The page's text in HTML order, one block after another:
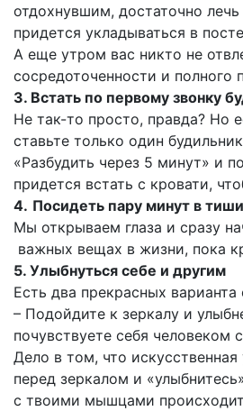
отдохнувшим, достаточно
придется укладываться в
А еще утром вас никто не
сосредоточенности и полного
3. Встать по первому звонку
Не так-то просто, правда? Но
ставьте только один
«Разбудить через 5 минут» и
придется встать с кровати,
4. Посидеть пару минут в
Мы открываем глаза и сразу
важных вещах в жизни, пока
5. Улыбнуться себе и другим
Есть два прекрасных
– Подойдите к зеркалу и
почувствуете себя человеком
Дело в том, что
перед зеркалом и
с твоими мышцами